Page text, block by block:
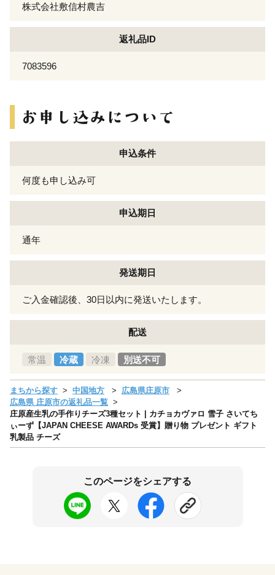
株式会社敷信村農吉
返礼品ID
7083596
申込条件
何度も申し込み可
申込期日
通年
発送期日
ご入金確認後、30日以内に発送いたします。
配送
常温 冷蔵 冷凍 別送不可
まちから探す 中国地方
広島県庄原市
広島県 庄原市の返礼品一覧
庄原産生乳の手作りチーズ3種セット | カチョカヴァロ 雪子 さいてち
ぃーず【JAPAN CHEESE AWARDs 受賞】贈り物 プレゼント ギフト
乳製品 チーズ
このページをシェアする